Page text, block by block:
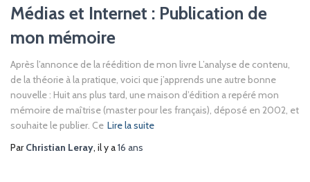
Médias et Internet : Publication de
mon mémoire
Après l’annonce de la réédition de mon livre L’analyse de contenu,
de la théorie à la pratique, voici que j’apprends une autre bonne
nouvelle : Huit ans plus tard, une maison d’édition a repéré mon
mémoire de maîtrise (master pour les français), déposé en 2002, et
souhaite le publier. Ce Lire la suite
ParChristian Leray, il y a16 ans